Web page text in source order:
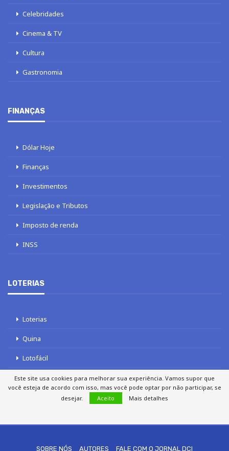
Celebridades
Cinema & TV
Cultura
Gastronomia
FINANÇAS
Dólar Hoje
Finanças
Investimentos
Legislação e Tributos
Imposto de renda
INSS
LOTERIAS
Loterias
Quina
Lotofácil
Mega-Sena
SOBRE NÓS AUTORES FALE COM O JORNAL DCI
Este site usa cookies para melhorar sua experiência. Vamos supor que
você esteja de acordo com isso, mas você pode optar por não participar, se
desejar.
Aceito Mais detalhes